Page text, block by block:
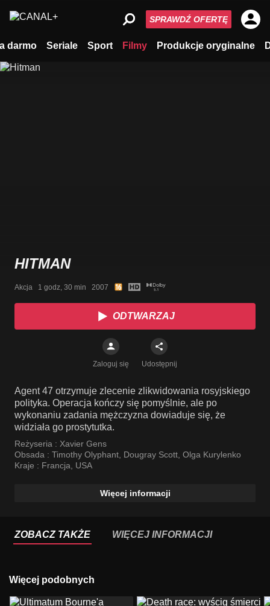
darmo Seriale Sport Filmy Produkcje oryginalne
SPRAWDŹ OFERTĘ
HITMAN
Akcja   1 godz, 30 min   2007
ODTWARZAJ
Zaloguj się Udostępnij
Agent 47 otrzymuje zlecenie zlikwidowania rosyjskiego
polityka. Operacja kończy się pomyślnie, ale po
wykonaniu zadania mężczyzna dowiaduje się, że
widziała go prostytutka.
Reżyseria : Xavier Gens
Obsada : Timothy Olyphant Dougray Scott Olga Kurylenko
Kraje : Francja USA
Więcej informacji
ZOBACZ TAKŻE WIĘCEJ INFORMACJI
Więcej podobnych